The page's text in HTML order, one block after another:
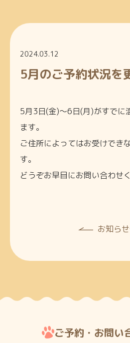
2024.03.12
5月のご予約状況を
5月3日(金)～6日(月)がすでに
ます。
ご住所によってはお受けでき
す。
どうぞお早目にお問い合わせ
お知ら
ご予約・お問い